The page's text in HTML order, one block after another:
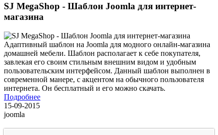
SJ MegaShop - Шаблон Joomla для интернет-
магазина
Адаптивный шаблон на Joomla для модного онлайн-магазина
домашней мебели. Шаблон располагает к себе покупателя,
завлекая его своим стильным внешним видом и удобным
пользовательским интерфейсом. Данный шаблон выполнен в
современной манере, с акцентом на обычного пользователя
интернета. Он бесплатный и его можно скачать.
Подробнее
15-09-2015
joomla